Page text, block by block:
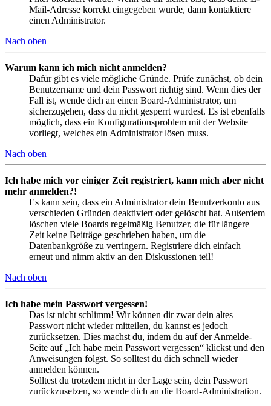
Mail-Adresse korrekt eingegeben wurde, dann kontaktiere
einen Administrator.
Nach oben
Warum kann ich mich nicht anmelden?
Dafür gibt es viele mögliche Gründe. Prüfe zunächst, ob dein
Benutzername und dein Passwort richtig sind. Wenn dies der
Fall ist, wende dich an einen Board-Administrator, um
sicherzugehen, dass du nicht gesperrt wurdest. Es ist ebenfalls
möglich, dass ein Konfigurationsproblem mit der Website
vorliegt, welches ein Administrator lösen muss.
Nach oben
Ich habe mich vor einiger Zeit registriert, kann mich aber nicht
mehr anmelden?!
Es kann sein, dass ein Administrator dein Benutzerkonto aus
verschieden Gründen deaktiviert oder gelöscht hat. Außerdem
löschen viele Boards regelmäßig Benutzer, die für längere
Zeit keine Beiträge geschrieben haben, um die
Datenbankgröße zu verringern. Registriere dich einfach
erneut und nimm aktiv an den Diskussionen teil!
Nach oben
Ich habe mein Passwort vergessen!
Das ist nicht schlimm! Wir können dir zwar dein altes
Passwort nicht wieder mitteilen, du kannst es jedoch
zurücksetzen. Dies machst du, indem du auf der Anmelde-
Seite auf „Ich habe mein Passwort vergessen“ klickst und den
Anweisungen folgst. So solltest du dich schnell wieder
anmelden können.
Solltest du trotzdem nicht in der Lage sein, dein Passwort
zurückzusetzen, so wende dich an die Board-Administration.